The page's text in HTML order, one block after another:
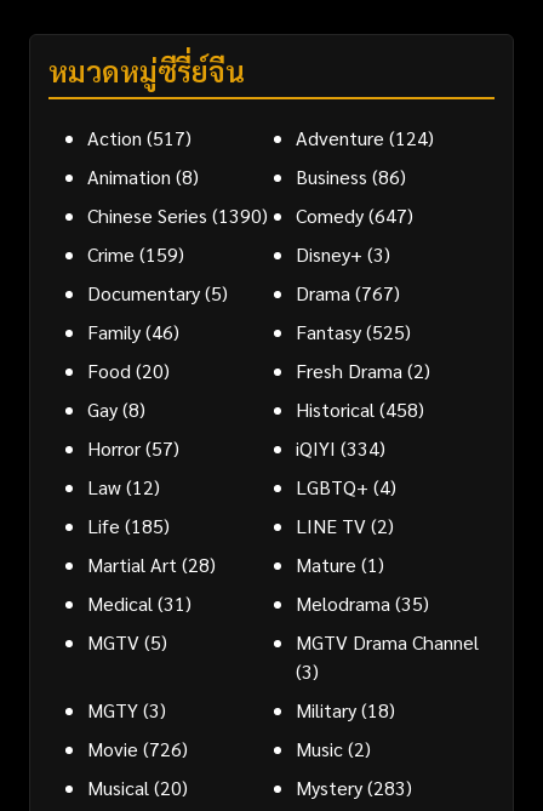
หมวดหมู่ซีรี่ย์จีน
Action (517) Adventure (124)
Animation (8) Business (86)
Chinese Series (1390) Comedy(647)
Crime (159) Disney+ (3)
Documentary(5) Drama (767)
Family(46) Fantasy(525)
Food (20) Fresh Drama (2)
Gay(8) Historical (458)
Horror(57) iQIYI (334)
Law(12) LGBTQ+ (4)
Life (185) LINE TV(2)
Martial Art (28) Mature (1)
Medical (31) Melodrama (35)
MGTV(5)
MGTV Drama Channel
(3)
MGTY(3) Military(18)
Movie (726) Music(2)
Musical (20) Mystery(283)